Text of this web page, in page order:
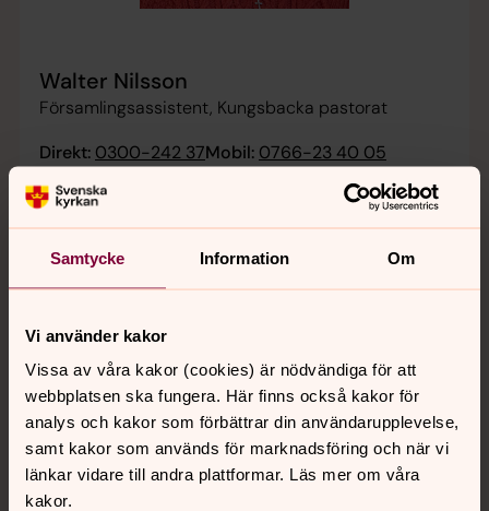
Samtycke Information Om
Vi använder kakor
Vissa av våra kakor (cookies) är nödvändiga för att
webbplatsen ska fungera. Här finns också kakor för
analys och kakor som förbättrar din användarupplevelse,
samt kakor som används för marknadsföring och när vi
länkar vidare till andra plattformar. Läs mer om våra
kakor.
Walter Nilsson
Församlingsassistent, Kungsbacka pastorat
Direkt: 0300-242 37Mobil: 0766-23 40 05
walter.nilsson@svenskakyrkan.se